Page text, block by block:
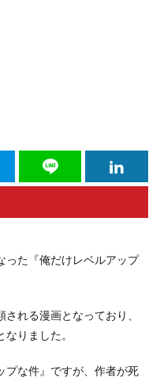
った『俺だけレベルアップ
れる漫画となっており、
りました。
プな件』ですが、作者が死